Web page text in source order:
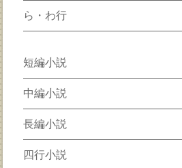
ら・わ行
短編小説
中編小説
長編小説
四行小説